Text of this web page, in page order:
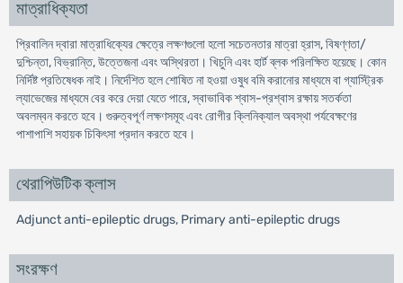
মাত্রাধিক্যতা
প্রিবালিন দ্বারা মাত্রাধিক্যের ক্ষেত্রে লক্ষণগুলো হলো সচেতনতার মাত্রা হ্রাস, বিষণ্ণতা/
দুশ্চিন্তা, বিভ্রান্তি, উত্তেজনা এবং অস্থিরতা। খিচুনি এবং হার্ট ব্লক পরিলক্ষিত হয়েছে। কোন
নির্দিষ্ট প্রতিষেধক নাই। নির্দেশিত হলে শোষিত না হওয়া ওষুধ বমি করানোর মাধ্যমে বা গ্যাস্ট্রিক
ল্যাভেজের মাধ্যমে বের করে দেয়া যেতে পারে, স্বাভাবিক শ্বাস-প্রশ্বাস রক্ষায় সতর্কতা
অবলম্বন করতে হবে। গুরুত্বপূর্ণ লক্ষণসমূহ এবং রোগীর ক্লিনিক্যাল অবস্থা পর্যবেক্ষণের
পাশাপাশি সহায়ক চিকিৎসা প্রদান করতে হবে।
থেরাপিউটিক ক্লাস
Adjunct anti-epileptic drugs, Primary anti-epileptic drugs
সংরক্ষণ